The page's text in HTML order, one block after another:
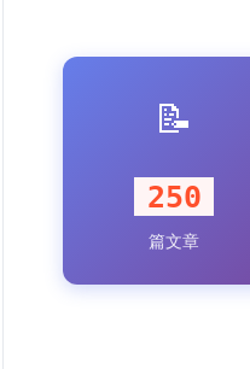
📝
250
篇文章